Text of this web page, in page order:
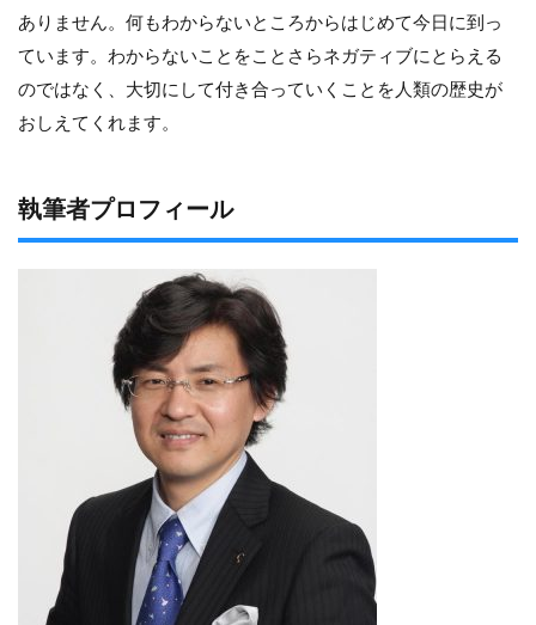
ありません。何もわからないところからはじめて今日に到っ
ています。わからないことをことさらネガティブにとらえる
のではなく、大切にして付き合っていくことを人類の歴史が
おしえてくれます。
執筆者プロフィール